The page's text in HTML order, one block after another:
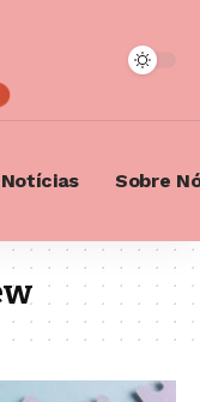
Notícias Sobre